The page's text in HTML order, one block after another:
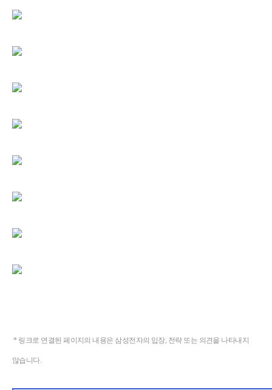
* 링크로 연결된 페이지의 내용은 삼성전자의 입장, 전략 또는 의견을 나타내지
않습니다.